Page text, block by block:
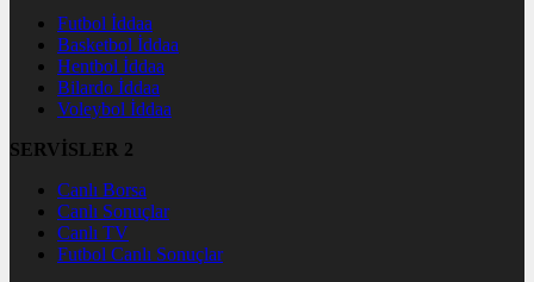
Futbol İddaa
Basketbol İddaa
Hentbol İddaa
Bilardo İddaa
Voleybol İddaa
SERVİSLER 2
Canlı Borsa
Canlı Sonuçlar
Canlı TV
Futbol Canlı Sonuçlar